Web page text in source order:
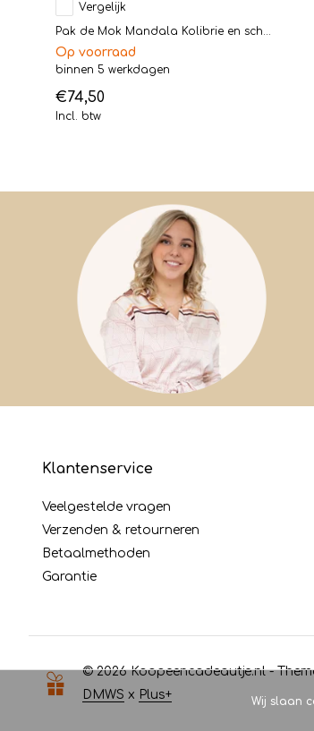
Vergelijk
Pak de Mok Mandala Kolibrie en sch...
Op voorraad
binnen 5 werkdagen
€74,50
Incl. btw
Klantenservice
Veelgestelde vragen
Verzenden & retourneren
Betaalmethoden
Garantie
© 2026 Koopeencadeautje.nl -
DMWS x Plus+ Wij slaan